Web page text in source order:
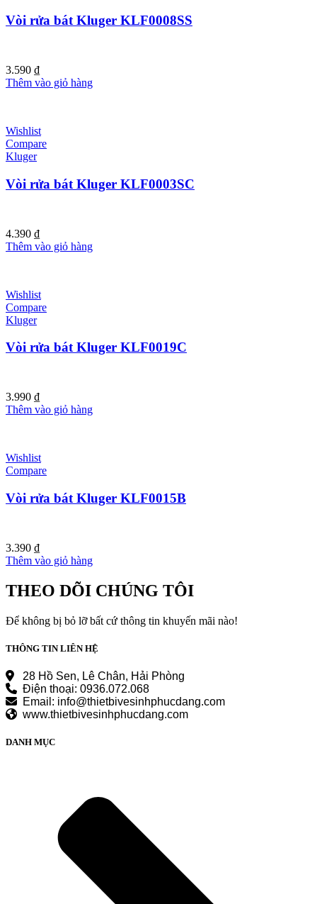
Vòi rửa bát Kluger KLF0008SS
3.590 ₫
Thêm vào giỏ hàng
Wishlist
Compare
Kluger
Vòi rửa bát Kluger KLF0003SC
4.390 ₫
Thêm vào giỏ hàng
Wishlist
Compare
Kluger
Vòi rửa bát Kluger KLF0019C
3.990 ₫
Thêm vào giỏ hàng
Wishlist
Compare
Vòi rửa bát Kluger KLF0015B
3.390 ₫
Thêm vào giỏ hàng
THEO DÕI CHÚNG TÔI
Để không bị bỏ lỡ bất cứ thông tin khuyến mãi nào!
THÔNG TIN LIÊN HỆ
28 Hồ Sen, Lê Chân, Hải Phòng
Điện thoại: 0936.072.068
Email: info@thietbivesinhphucdang.com
www.thietbivesinhphucdang.com
DANH MỤC